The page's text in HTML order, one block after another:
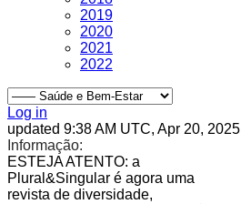
2019
2020
2021
2022
Log in
updated 9:38 AM UTC, Apr 20, 2025
Informação:
ESTEJA ATENTO: a
Plural&Singular é agora uma
revista de diversidade,